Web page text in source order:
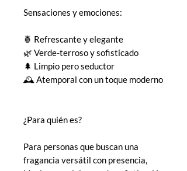
Sensaciones y emociones:
🍍 Refrescante y elegante
🌿 Verde-terroso y sofisticado
🌲 Limpio pero seductor
🕰️ Atemporal con un toque moderno
¿Para quién es?
Para personas que buscan una
fragancia versátil con presencia,